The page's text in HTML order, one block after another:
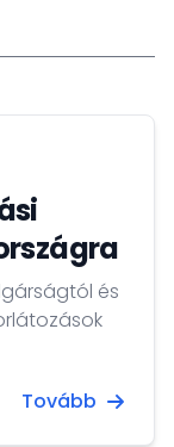
és
Tovább